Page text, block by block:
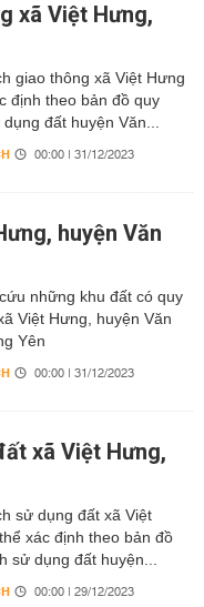
xã Việt Hưng,
giao thông xã Việt Hưng
định theo bản đồ quy
đất huyện Văn...
00:00 | 31/12/2023
huyện Văn
những khu đất có quy
Việt Hưng, huyện Văn
Yên
00:00 | 31/12/2023
xã Việt Hưng,
sử dụng đất xã Việt
xác định theo bản đồ
sử dụng đất huyện...
00:00 | 29/12/2023